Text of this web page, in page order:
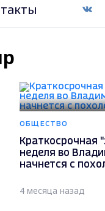
ОБЩЕСТВО
Краткосрочная
неделя во
начнется с
4 месяца назад